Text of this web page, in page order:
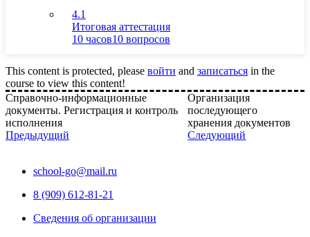
4.1
Итоговая аттестация
10 часов10 вопросов
This content is protected, please войти and записаться in the
course to view this content!
Справочно-информационные
документы. Регистрация и контроль
исполнения
Предыдущий
Организация
последующего
хранения документов
Следующий
school-go@mail.ru
8 (909) 612-81-21
Сведения об организации